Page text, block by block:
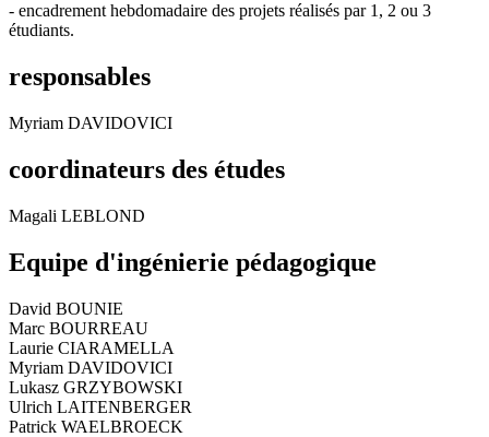
- encadrement hebdomadaire des projets réalisés par 1, 2 ou 3
étudiants.
responsables
Myriam DAVIDOVICI
coordinateurs des études
Magali LEBLOND
Equipe d'ingénierie pédagogique
David BOUNIE
Marc BOURREAU
Laurie CIARAMELLA
Myriam DAVIDOVICI
Lukasz GRZYBOWSKI
Ulrich LAITENBERGER
Patrick WAELBROECK